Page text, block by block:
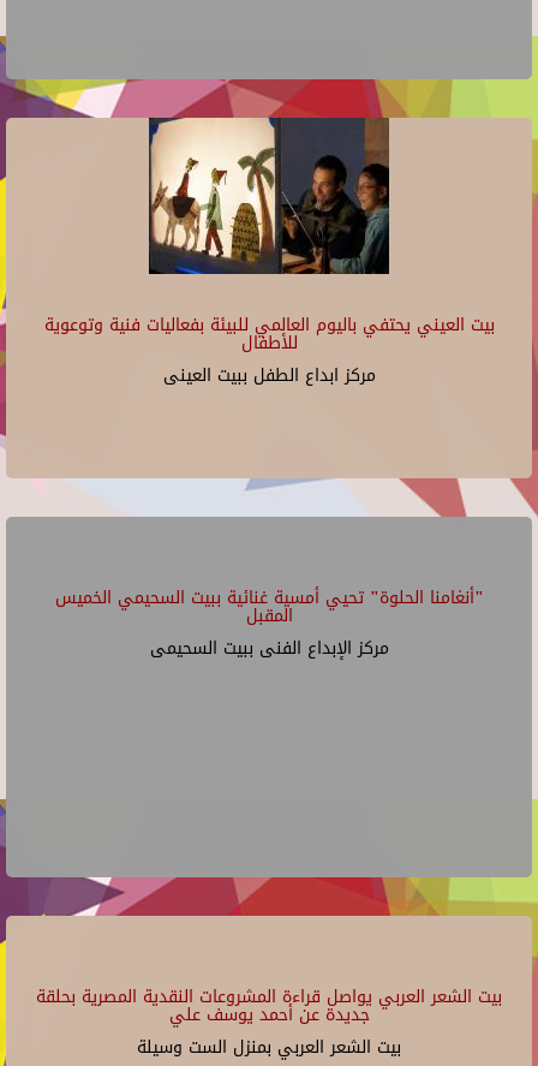
بيت العيني يحتفي باليوم العالمي للبيئة بفعاليات فنية وتوعوية
للأطفال
مركز ابداع الطفل ببيت العينى
"أنغامنا الحلوة" تحيي أمسية غنائية ببيت السحيمي الخميس
المقبل
مركز الإبداع الفنى ببيت السحيمى
بيت الشعر العربي يواصل قراءة المشروعات النقدية المصرية بحلقة
جديدة عن أحمد يوسف علي
بيت الشعر العربي بمنزل الست وسيلة